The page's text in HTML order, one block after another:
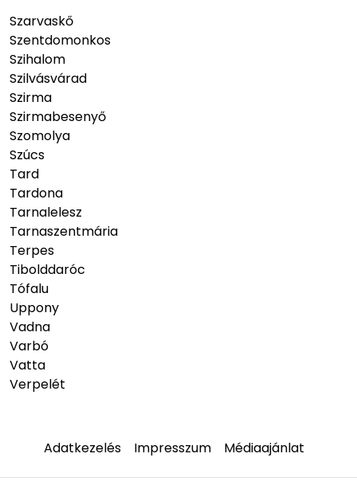
Szarvaskő
Szentdomonkos
Szihalom
Szilvásvárad
Szirma
Szirmabesenyő
Szomolya
Szúcs
Tard
Tardona
Tarnalelesz
Tarnaszentmária
Terpes
Tibolddaróc
Tófalu
Uppony
Vadna
Varbó
Vatta
Verpelét
Adatkezelés Impresszum Médiaajánlat